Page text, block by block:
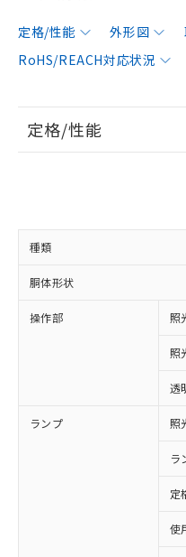
定格/性能 外形図
RoHS/REACH対応状況
定格/性能
種類
胴体形状
操作部 照
照
透
ランプ 照
ラ
定
使
ご利用条件
以下の条件をお
対応済み：EU
非含有に対応し
対応予定：EU
有に対応した製
対応予定なし：
非含有に非対応